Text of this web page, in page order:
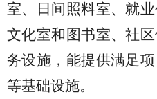
室、日间照料室、就
文化室和图书室、社
务设施，能提供满足
等基础设施。